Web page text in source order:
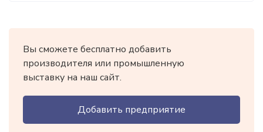
Вы сможете бесплатно добавить
производителя или промышленную
выставку на наш сайт.
Добавить предприятие